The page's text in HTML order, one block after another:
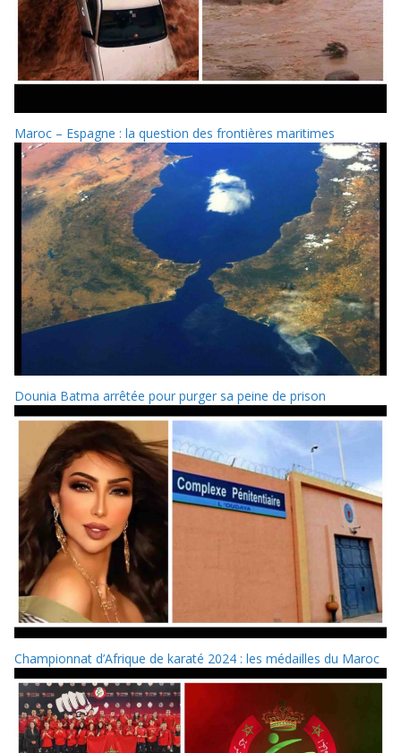
Maroc – Espagne : la question des frontières maritimes
Dounia Batma arrêtée pour purger sa peine de prison
Championnat d’Afrique de karaté 2024 : les médailles du Maroc